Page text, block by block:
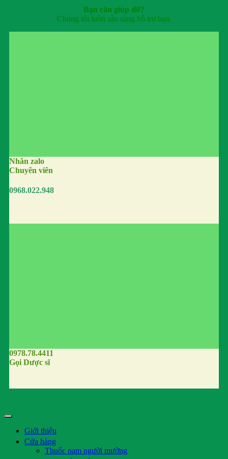
Bạn cần giúp đỡ?
Chúng tôi luôn sẵn sàng hỗ trợ bạn.
Nhắn zalo
Chuyên viên
0968.022.948
0978.78.4411
Gọi Dược sĩ
Giới thiệu
Cửa hàng
Thuốc nam người mường